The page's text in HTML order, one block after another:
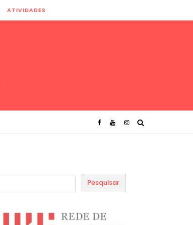
ATIVIDADES
Pesquisar